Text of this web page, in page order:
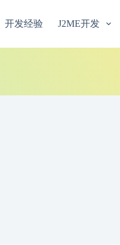
开发经验 J2ME开发